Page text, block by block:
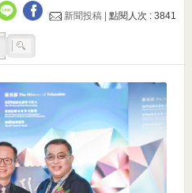
新聞投稿 |點閱人次 : 3841